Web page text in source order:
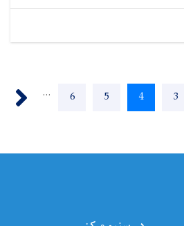
پاڼه
3
اوسنی
4 پاڼه
5 پاڼه
6
…